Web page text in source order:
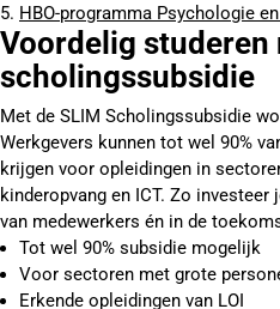
HBO-programma Psychologie
Voordelig studeren
scholingssubsidie
Met de SLIM Scholingssubsidie
Werkgevers kunnen tot wel 90%
krijgen voor opleidingen in
kinderopvang en ICT. Zo
van medewerkers én in de
Tot wel 90% subsidie mogelijk
Voor sectoren met grote
Erkende opleidingen van LOI